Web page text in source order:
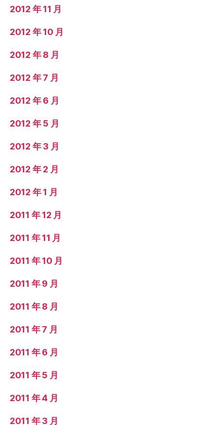
2012 年 11 月
2012 年 10 月
2012 年 8 月
2012 年 7 月
2012 年 6 月
2012 年 5 月
2012 年 3 月
2012 年 2 月
2012 年 1 月
2011 年 12 月
2011 年 11 月
2011 年 10 月
2011 年 9 月
2011 年 8 月
2011 年 7 月
2011 年 6 月
2011 年 5 月
2011 年 4 月
2011 年 3 月